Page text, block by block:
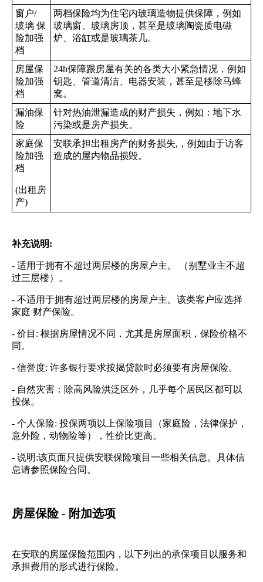
窗户/
玻璃 保
险加强
档
两档保险均为住宅内玻璃造物提供保障，例如
玻璃窗、玻璃房顶，甚至是玻璃陶瓷质电磁
炉、浴缸或是玻璃茶几。
房屋保
险加强
档
24h保障跟房屋有关的各类大小紧急情况，例如
钥匙、管道清洁、电器安装，甚至是移除马蜂
窝。
漏油保
险
针对热油泄漏造成的财产损失，例如：地下水
污染或是房产损失。
家庭保
险加强
档
(出租房
产)
安联承担出租房产的财务损失,，例如由于访客
造成的屋内物品损毁。
补充说明:
- 适用于拥有不超过两层楼的房屋户主。 （别墅业主不超
过三层楼）。
- 不适用于拥有超过两层楼的房屋户主。该类客户应选择
家庭 财产保险。
- 价目: 根据房屋情况不同，尤其是房屋面积，保险价格不
同。
- 信誉度: 许多银行要求按揭贷款时必须要有房屋保险。
- 自然灾害：除高风险洪泛区外，几乎每个居民区都可以
投保。
- 个人保险: 投保两项以上保险项目（家庭险，法律保护，
意外险，动物险等），性价比更高。
- 说明:该页面只提供安联保险项目一些相关信息。具体信
息请参照保险合同。
房屋保险 - 附加选项
在安联的房屋保险范围内，以下列出的承保项目以服务和
承担费用的形式进行保险。